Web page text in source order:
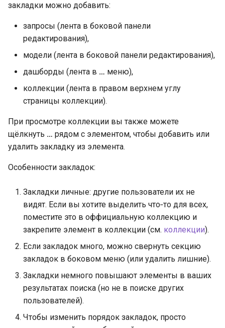
закладки можно добавить:
запросы (лента в боковой панели
редактирования),
модели (лента в боковой панели редактирования),
дашборды (лента в … меню),
коллекции (лента в правом верхнем углу
страницы коллекции).
При просмотре коллекции вы также можете
щёлкнуть … рядом с элементом, чтобы добавить или
удалить закладку из элемента.
Особенности закладок:
Закладки личные: другие пользователи их не
видят. Если вы хотите выделить что‑то для всех,
поместите это в оффициальную коллекцию и
закрепите элемент в коллекции (см. коллекции).
Если закладок много, можно свернуть секцию
закладок в боковом меню (или удалить лишние).
Закладки немного повышают элементы в ваших
результатах поиска (но не в поиске других
пользователей).
Чтобы изменить порядок закладок, просто